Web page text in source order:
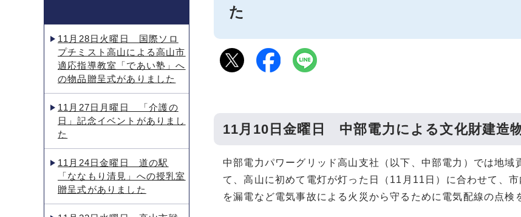
た
11月10日金曜日 中部電力による文化財建造
中部電力パワーグリッド高山支社（以下、中部電力）では地域
て、高山に初めて電灯が灯った日（11月11日）に合わせて、
を漏電など電気事故による火災から守るために電気配線の点検
11月28日火曜日 国際ソロ
プチミスト高山による高山市
適応指導教室「であい塾」へ
の物品贈呈式がありました
11月27日月曜日 「介護の
日」記念イベントがありまし
た
11月24日金曜日 道の駅
「ななもり清見」への授乳室
贈呈式がありました